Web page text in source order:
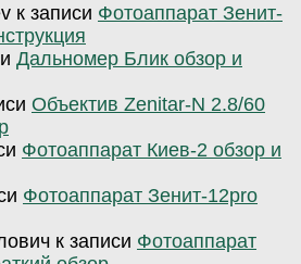
к записи Фотоаппарат Зенит-
Дальномер Блик обзор и
Объектив Zenitar-N 2.8/60
Фотоаппарат Киев-2 обзор и
Фотоаппарат Зенит-12pro
к записи Фотоаппарат